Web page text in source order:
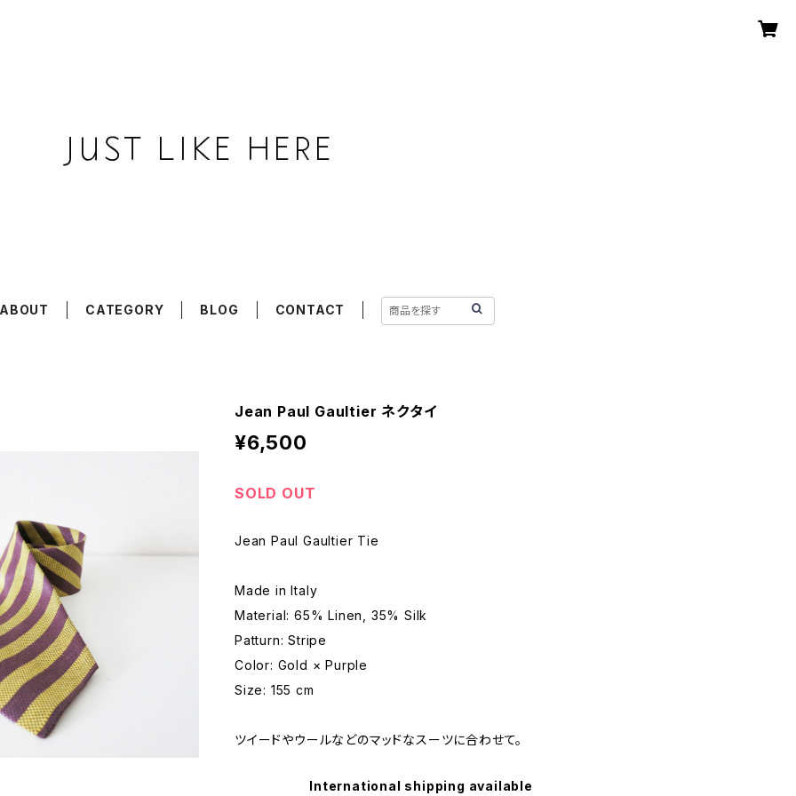
CATEGORY BLOG CONTACT
Jean Paul Gaultier ネクタイ
¥6,500
SOLD OUT
Jean Paul Gaultier Tie
Made in Italy
Material: 65% Linen, 35% Silk
Patturn: Stripe
Color: Gold × Purple
Size: 155 cm
ツイードやウールなどのマッドなスーツに合わせて。
International shipping available